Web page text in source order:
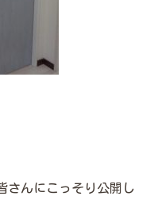
さんにこっそり公開し